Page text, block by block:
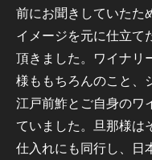
前にお聞きしていたた
イメージを元に仕立て
頂きました。ワイナリ
様ももちろんのこと、
江戸前鮓とご自身のワ
ていました。旦那様は
仕入れにも同行し、日